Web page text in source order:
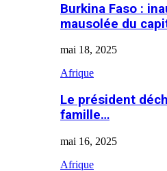
Burkina Faso :
mausolée du
mai 18, 2025
Afrique
Le président
famille…
mai 16, 2025
Afrique